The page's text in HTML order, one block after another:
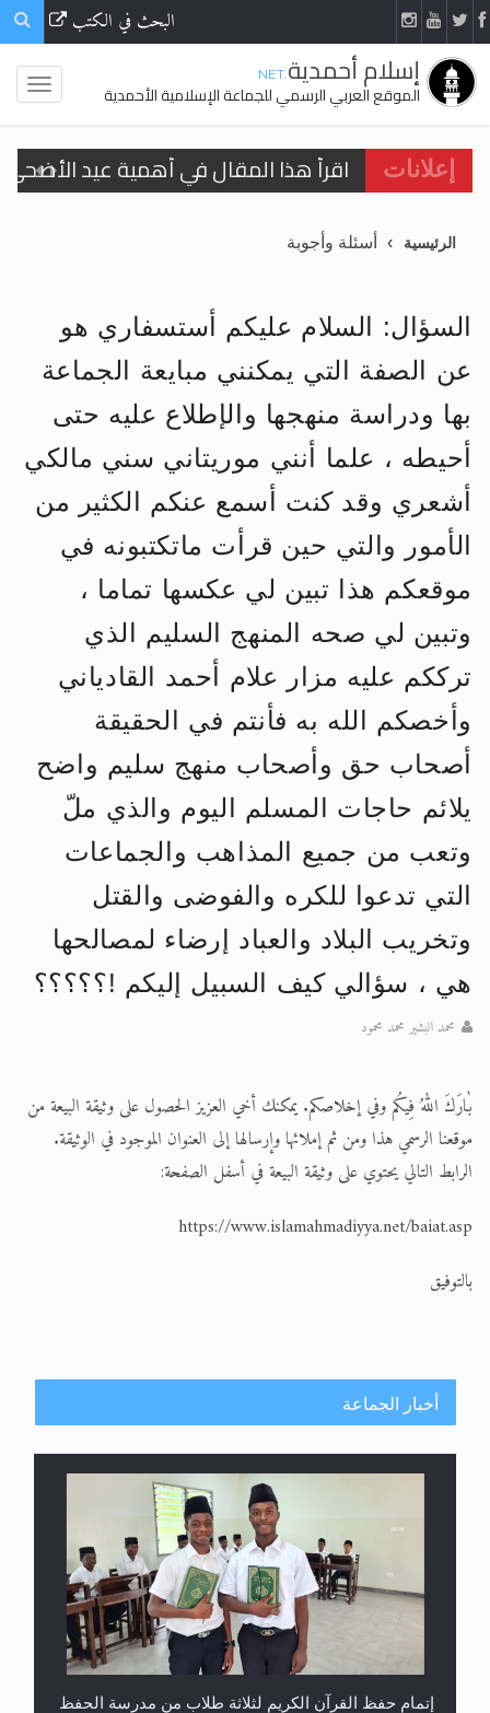
البحث في الكتب
إسلام أحمدية.NET
الموقع العربي الرسمي للجماعة الإسلامية الأحمدية
إعلانات
اقرأ هذا المقال في أهمية عيد
تعميم هامّ لأفراد الجماعة >> المزيد
تعميم هامّ لأفراد الجماعة >> المزيد
اقرأ هذا الكتاب وتعرّف على حقيقة
الحجّ.. دلالات، حِكم، وأهداف >> المزيد
الرئيسية أسئلة وأجوبة
السؤال: السلام عليكم أستسفاري هو
عن الصفة التي يمكنني مبايعة الجماعة
بها ودراسة منهجها والإطلاع عليه حتى
أحيطه ، علما أنني موريتاني سني مالكي
أشعري وقد كنت أسمع عنكم الكثير من
الأمور والتي حين قرأت ماتكتبونه في
موقعكم هذا تبين لي عكسها تماما ،
وتبين لي صحه المنهج السليم الذي
ترككم عليه مزار علام أحمد القادياني
وأخصكم الله به فأنتم في الحقيقة
أصحاب حق وأصحاب منهج سليم واضح
يلائم حاجات المسلم اليوم والذي ملّ
وتعب من جميع المذاهب والجماعات
التي تدعوا للكره والفوضى والقتل
وتخريب البلاد والعباد إرضاء لمصالحها
هي ، سؤالي كيف السبيل إليكم !؟؟؟؟؟
محمد البشير محمد محمود
بٰارَكَ اللهُ فِيكُم وفي إخلاصكم. يمكنك أخي العزيز الحصول على وثيقة البيعة من
موقعنا الرسمي هذا ومن ثم إملائها وإرسالها إلى العنوان الموجود في الوثيقة.
الرابط التالي يحتوي على وثيقة البيعة في أسفل الصفحة:
https://www.islamahmadiyya.net/baiat.asp
بالتوفيق
أخبار الجماعة
إتمام حفظ القرآن الكريم لثلاثة طلاب من مدرسة الحفظ